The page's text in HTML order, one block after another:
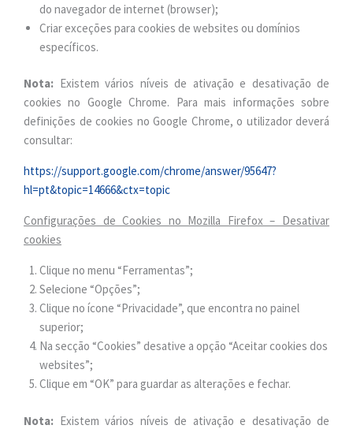
do navegador de internet (browser);
Criar exceções para cookies de websites ou domínios
específicos.
Nota: Existem vários níveis de ativação e desativação de
cookies no Google Chrome. Para mais informações sobre
definições de cookies no Google Chrome, o utilizador deverá
consultar:
https://support.google.com/chrome/answer/95647?
hl=pt&topic=14666&ctx=topic
Configurações de Cookies no Mozilla Firefox – Desativar
cookies
Clique no menu “Ferramentas”;
Selecione “Opções”;
Clique no ícone “Privacidade”, que encontra no painel
superior;
Na secção “Cookies” desative a opção “Aceitar cookies dos
websites”;
Clique em “OK” para guardar as alterações e fechar.
Nota: Existem vários níveis de ativação e desativação de